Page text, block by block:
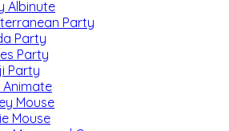
Albinute
Party
Party
Party
Party
Animate
Mouse
Mouse